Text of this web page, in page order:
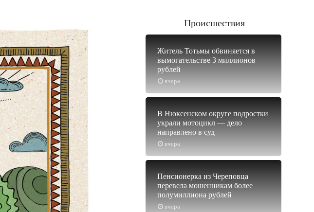
Происшествия
вчера
Житель Тотьмы обвиняется в
вымогательстве 3 миллионов
рублей
вчера
В Нюксенском округе подростки
украли мотоцикл — дело
направлено в суд
вчера
Пенсионерка из Череповца
перевела мошенникам более
полумиллиона рублей